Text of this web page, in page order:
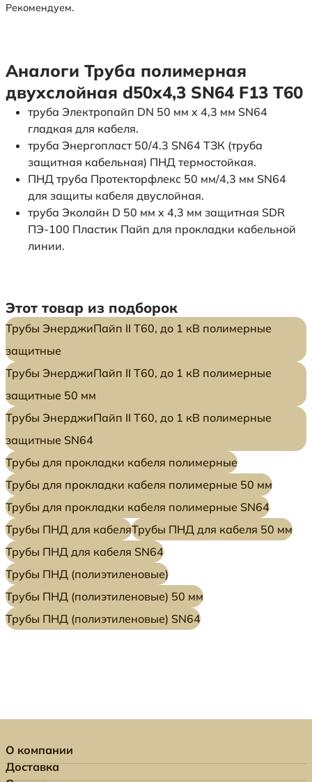
Рекомендуем.
Аналоги Труба полимерная
двухслойная d50х4,3 SN64 F13 Т60
труба Электропайп DN 50 мм x 4,3 мм SN64
гладкая для кабеля.
труба Энергопласт 50/4.3 SN64 ТЗК (труба
защитная кабельная) ПНД термостойкая.
ПНД труба Протекторфлекс 50 мм/4,3 мм SN64
для защиты кабеля двуслойная.
труба Эколайн D 50 мм x 4,3 мм защитная SDR
ПЭ-100 Пластик Пайп для прокладки кабельной
линии.
Этот товар из подборок
Трубы ЭнерджиПайп II Т60, до 1 кВ полимерные
защитные
Трубы ЭнерджиПайп II Т60, до 1 кВ полимерные
защитные 50 мм
Трубы ЭнерджиПайп II Т60, до 1 кВ полимерные
защитные SN64
Трубы для прокладки кабеля полимерные
Трубы для прокладки кабеля полимерные 50 мм
Трубы для прокладки кабеля полимерные SN64
Трубы ПНД для кабеляТрубы ПНД для кабеля 50 мм
Трубы ПНД для кабеля SN64
Трубы ПНД (полиэтиленовые)
Трубы ПНД (полиэтиленовые) 50 мм
Трубы ПНД (полиэтиленовые) SN64
О компании
Доставка